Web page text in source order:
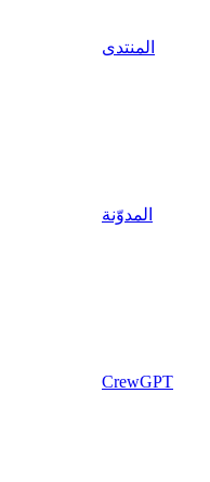
المنتدى
المدوّنة
CrewGPT